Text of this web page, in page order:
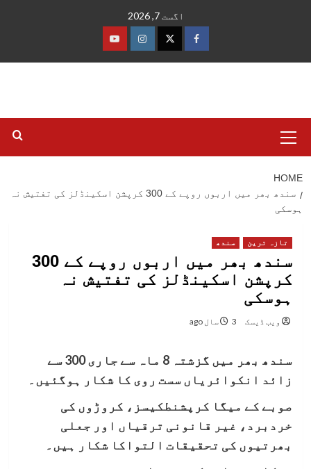
اگست 7, 2026
فیس
ٹوئٹرانسٹاگرام
یوٹیوب
Menu
HOME
سندھ بھر میں اربوں روپے کے 300 کرپشن اسکینڈلز کی تفتیش نہ
ہوسکی
تازہ ترین سندھ
سندھ بھر میں اربوں روپے کے 300
کرپشن اسکینڈلز کی تفتیش نہ
ہوسکی
ویب ڈیسک 3 سال ago
سندھ بھر میں گزشتہ 8 ماہ سے جاری 300 سے
زائد انکوائریاں سست روی کا شکار ہوگئیں۔
صوبے کے میگا کرپشنطکیسز، کروڑوں کی
خردبرد، غیر قانونی ترقیاں اور جعلی
بھرتیوں کی تحقیقات التواکا شکار ہیں۔